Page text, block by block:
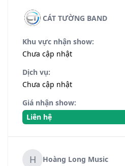
CÁT TƯỜNG BAND
Khu vực nhận show:
Chưa cập nhật
Dịch vụ:
Chưa cập nhật
Giá nhận show:
Liên hệ
H Hoàng Long Music